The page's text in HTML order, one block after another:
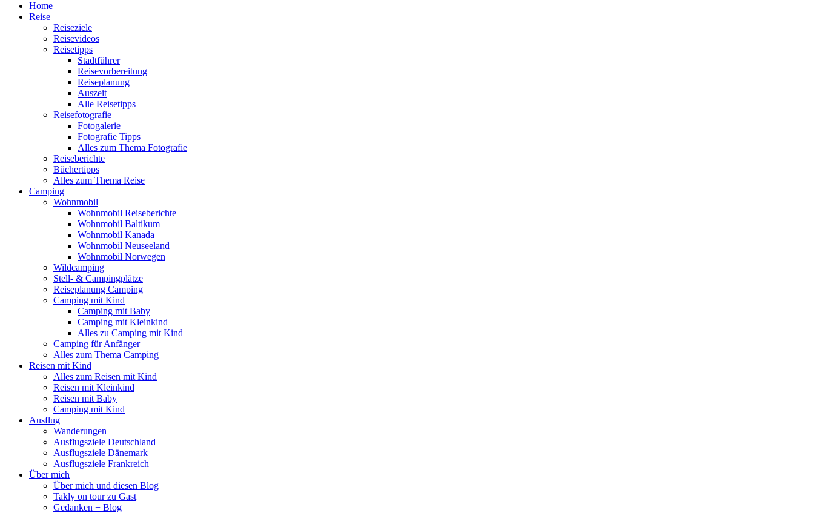
Home
Reise
Reiseziele
Reisevideos
Reisetipps
Stadtführer
Reisevorbereitung
Reiseplanung
Auszeit
Alle Reisetipps
Reisefotografie
Fotogalerie
Fotografie Tipps
Alles zum Thema Fotografie
Reiseberichte
Büchertipps
Alles zum Thema Reise
Camping
Wohnmobil
Wohnmobil Reiseberichte
Wohnmobil Baltikum
Wohnmobil Kanada
Wohnmobil Neuseeland
Wohnmobil Norwegen
Wildcamping
Stell- & Campingplätze
Reiseplanung Camping
Camping mit Kind
Camping mit Baby
Camping mit Kleinkind
Alles zu Camping mit Kind
Camping für Anfänger
Alles zum Thema Camping
Reisen mit Kind
Alles zum Reisen mit Kind
Reisen mit Kleinkind
Reisen mit Baby
Camping mit Kind
Ausflug
Wanderungen
Ausflugsziele Deutschland
Ausflugsziele Dänemark
Ausflugsziele Frankreich
Über mich
Über mich und diesen Blog
Takly on tour zu Gast
Gedanken + Blog